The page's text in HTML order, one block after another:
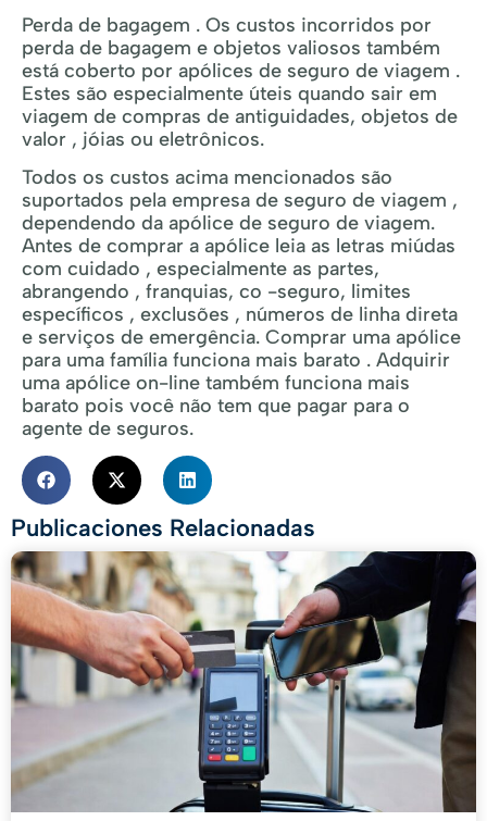
Perda de bagagem . Os custos incorridos por
perda de bagagem e objetos valiosos também
está coberto por apólices de seguro de viagem .
Estes são especialmente úteis quando sair em
viagem de compras de antiguidades, objetos de
valor , jóias ou eletrônicos.
Todos os custos acima mencionados são
suportados pela empresa de seguro de viagem ,
dependendo da apólice de seguro de viagem.
Antes de comprar a apólice leia as letras miúdas
com cuidado , especialmente as partes,
abrangendo , franquias, co -seguro, limites
específicos , exclusões , números de linha direta
e serviços de emergência. Comprar uma apólice
para uma família funciona mais barato . Adquirir
uma apólice on-line também funciona mais
barato pois você não tem que pagar para o
agente de seguros.
Publicaciones Relacionadas